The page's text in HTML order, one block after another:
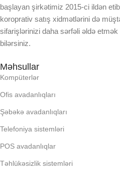
EKRAN
KORPUSUN RNGI:
LCD
OPERATIV YADDA
PROCESSOR
başlayan şirkətimiz 2015-ci ildən
koroprativ satış xidmətlərini də
sifarişlərinizi daha sərfəli əldə
bilərsiniz.
Məhsullar
Kompüterlər
Ofis avadanlıqları
Şəbəkə avadanlıqları
Telefoniya sistemləri
POS avadanlıqlar
Təhlükəsizlik sistemləri